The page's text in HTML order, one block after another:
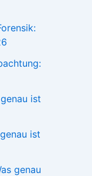
ist
ist
genau